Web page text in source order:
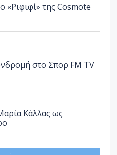
«Ριφιφί» της Cosmote
στο Σπορ FM TV
Κάλλας ως